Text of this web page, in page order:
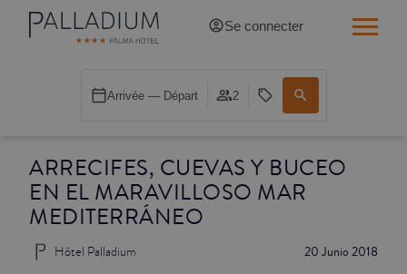
ARRECIFES, CUEVAS Y BUCEO
EN EL MARAVILLOSO MAR
MEDITERRÁNEO
20 Junio 2018
Hôtel Palladium
Se connecter
Arrivée — Départ 2
SINGLE BALCON CATHÉDRALE
DOBLE RED
DOBLE INN